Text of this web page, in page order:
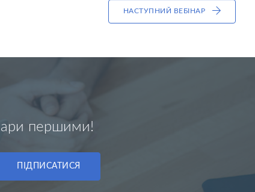
НАСТУПНИЙ ВЕБІНАР
першими!
ПІДПИСАТИСЯ